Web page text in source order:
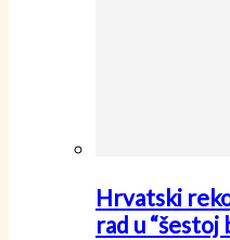
Hrvatski
rad u “šestoj